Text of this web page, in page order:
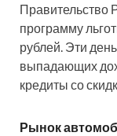
программу
рублей. Эти
выпадающих
кредиты со
Рынок